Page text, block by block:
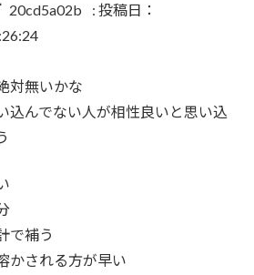
20cd5a02b : 投稿日：
対無いかな
込んでない人が相性良いと思い込
で補う
かされる方が早い